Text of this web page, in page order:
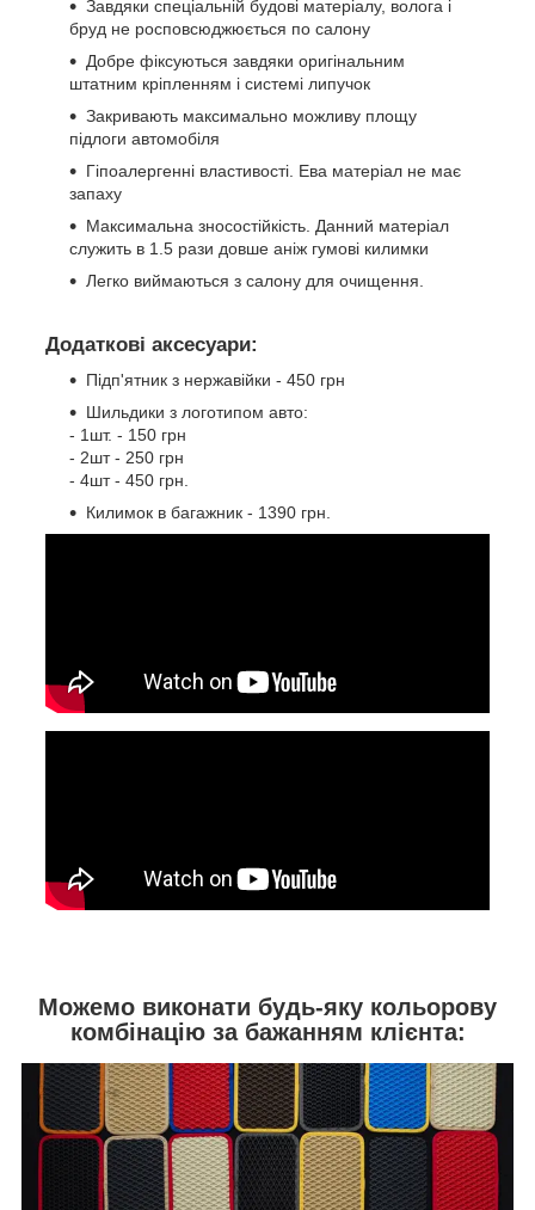
Завдяки спеціальній будові матеріалу, волога і
бруд не росповсюджюється по салону
Добре фіксуються завдяки оригінальним
штатним кріпленням і системі липучок
Закривають максимально можливу площу
підлоги автомобіля
Гіпоалергенні властивості. Ева матеріал не має
запаху
Максимальна зносостійкість. Данний матеріал
служить в 1.5 рази довше аніж гумові килимки
Легко виймаються з салону для очищення.
Додаткові аксесуари:
Підп'ятник з нержавійки - 450 грн
Шильдики з логотипом авто:
- 1шт. - 150 грн
- 2шт - 250 грн
- 4шт - 450 грн.
Килимок в багажник - 1390 грн.
Можемо виконати будь-яку кольорову
комбінацію за бажанням клієнта: